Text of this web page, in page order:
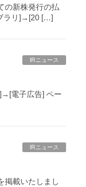
の新株発行の払
ラリ]→[20 […]
IRニュース
電子広告] ペー
IRニュース
掲載いたしまし